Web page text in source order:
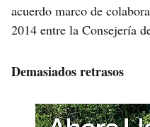
acuerdo marco de
2014 entre la Consejería
Demasiados retrasos